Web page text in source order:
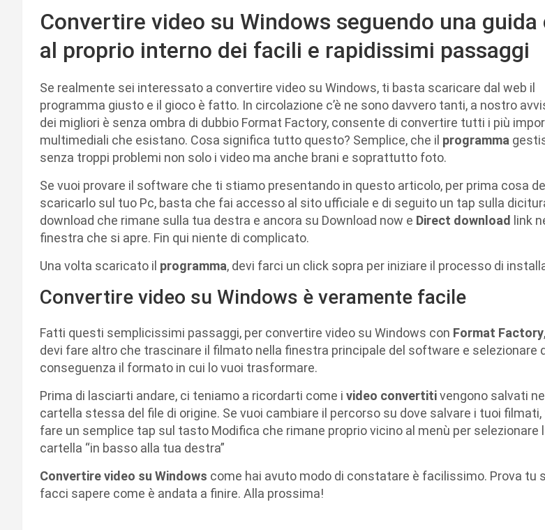
Convertire video su Windows seguendo una guida
al proprio interno dei facili e rapidissimi passaggi
Se realmente sei interessato a convertire video su Windows, ti basta scaricare dal web il
programma giusto e il gioco è fatto. In circolazione c’è ne sono davvero tanti, a nostro
dei migliori è senza ombra di dubbio Format Factory, consente di convertire tutti i più
multimediali che esistano. Cosa significa tutto questo? Semplice, che il programma
senza troppi problemi non solo i video ma anche brani e soprattutto foto.
Se vuoi provare il software che ti stiamo presentando in questo articolo, per prima cosa
scaricarlo sul tuo Pc, basta che fai accesso al sito ufficiale e di seguito un tap sulla
download che rimane sulla tua destra e ancora su Download now e Direct download link
finestra che si apre. Fin qui niente di complicato.
Una volta scaricato il programma, devi farci un click sopra per iniziare il processo di
Convertire video su Windows è veramente facile
Fatti questi semplicissimi passaggi, per convertire video su Windows con Format Factory
devi fare altro che trascinare il filmato nella finestra principale del software e selezionare
conseguenza il formato in cui lo vuoi trasformare.
Prima di lasciarti andare, ci teniamo a ricordarti come i video convertitivengono salvati
cartella stessa del file di origine. Se vuoi cambiare il percorso su dove salvare i tuoi
fare un semplice tap sul tasto Modifica che rimane proprio vicino al menù per selezionare
cartella “in basso alla tua destra”
Convertire video su Windows come hai avuto modo di constatare è facilissimo. Prova tu
facci sapere come è andata a finire. Alla prossima!